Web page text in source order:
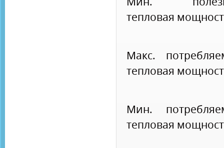
тепловая
Макс.
тепловая
Мин.
тепловая